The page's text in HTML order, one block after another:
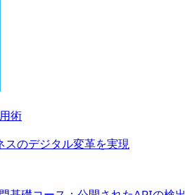
術
のデジタル変革を実現